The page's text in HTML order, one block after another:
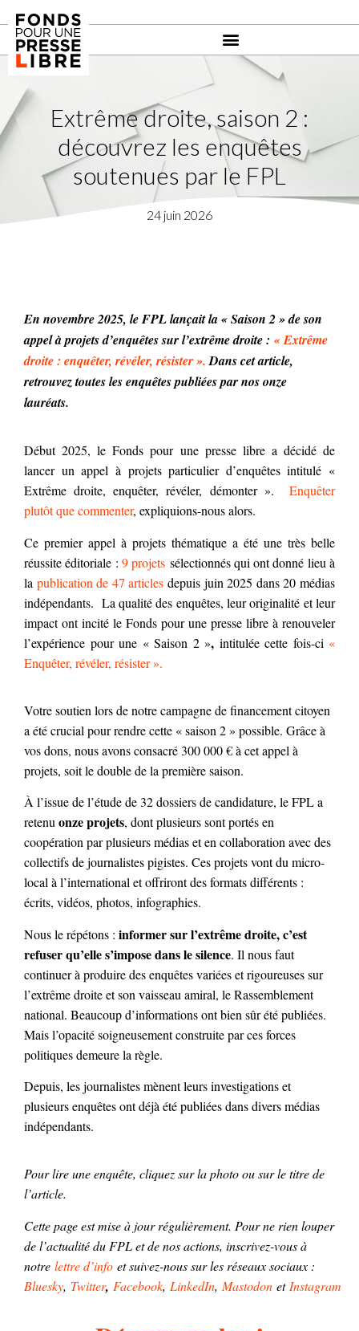
Extrême droite, saison 2 :
découvrez les enquêtes
soutenues par le FPL
24 juin 2026
En novembre 2025, le FPL lançait la « Saison 2 » de son
appel à projets d’enquêtes sur l’extrême droite : « Extrême
droite : enquêter, révéler, résister ». Dans cet article,
retrouvez toutes les enquêtes publiées par nos onze
lauréats.
Début 2025, le Fonds pour une presse libre a décidé de
lancer un appel à projets particulier d’enquêtes intitulé «
Extrême droite, enquêter, révéler, démonter ». Enquêter
plutôt que commenter, expliquions-nous alors.
Ce premier appel à projets thématique a été une très belle
réussite éditoriale : 9 projets sélectionnés qui ont donné lieu à
la publication de 47 articles depuis juin 2025 dans 20 médias
indépendants. La qualité des enquêtes, leur originalité et leur
impact ont incité le Fonds pour une presse libre à renouveler
l’expérience pour une « Saison 2 », intitulée cette fois-ci «
Enquêter, révéler, résister ».
Votre soutien lors de notre campagne de financement citoyen
a été crucial pour rendre cette « saison 2 » possible. Grâce à
vos dons, nous avons consacré 300 000 € à cet appel à
projets, soit le double de la première saison.
À l’issue de l’étude de 32 dossiers de candidature, le FPL a
retenuonze projets, dont plusieurs sont portés en
coopération par plusieurs médias et en collaboration avec des
collectifs de journalistes pigistes. Ces projets vont du micro-
local à l’international et offriront des formats différents :
écrits, vidéos, photos, infographies.
Nous le répétons : informer sur l’extrême droite, c’est
refuser qu’elle s’impose dans le silence. Il nous faut
continuer à produire des enquêtes variées et rigoureuses sur
l’extrême droite et son vaisseau amiral, le Rassemblement
national. Beaucoup d’informations ont bien sûr été publiées.
Mais l’opacité soigneusement construite par ces forces
politiques demeure la règle.
Depuis, les journalistes mènent leurs investigations et
plusieurs enquêtes ont déjà été publiées dans divers médias
indépendants.
Pour lire une enquête, cliquez sur la photo ou sur le titre de
l’article.
Cette page est mise à jour régulièrement. Pour ne rien louper
de l’actualité du FPL et de nos actions, inscrivez-vous à
notre lettre d’info et suivez-nous sur les réseaux sociaux :
Bluesky, Twitter, Facebook, LinkedIn, Mastodon et Instagram